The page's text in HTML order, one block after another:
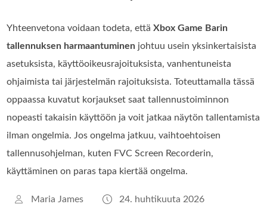
Yhteenvetona voidaan todeta, ettäXbox Game Barin
tallennuksen harmaantuminen johtuu usein yksinkertaisista
asetuksista, käyttöoikeusrajoituksista, vanhentuneista
ohjaimista tai järjestelmän rajoituksista. Toteuttamalla tässä
oppaassa kuvatut korjaukset saat tallennustoiminnon
nopeasti takaisin käyttöön ja voit jatkaa näytön tallentamista
ilman ongelmia. Jos ongelma jatkuu, vaihtoehtoisen
tallennusohjelman, kuten FVC Screen Recorderin,
käyttäminen on paras tapa kiertää ongelma.
Maria James 24. huhtikuuta 2026